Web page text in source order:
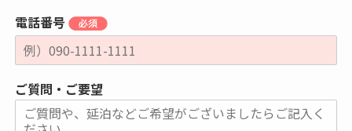
電話番号
ご質問・ご要望